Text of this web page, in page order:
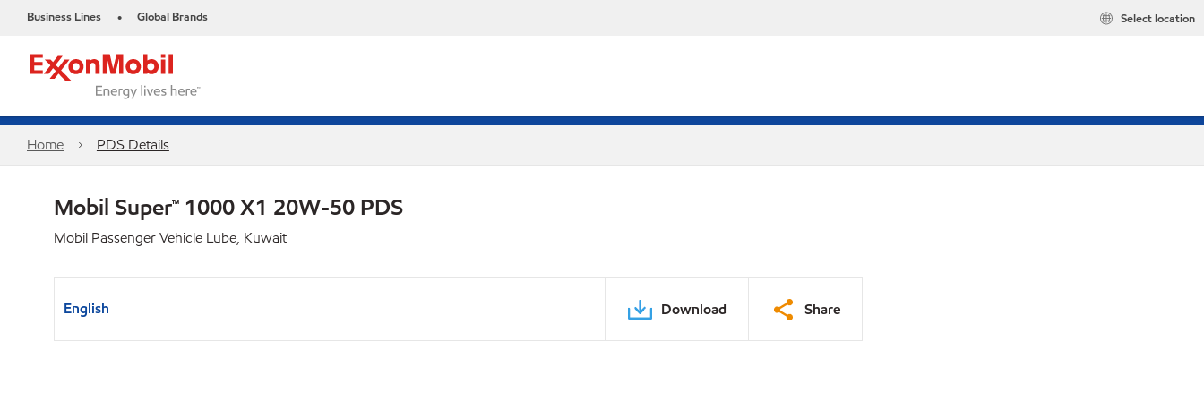
Business Lines • Global Brands Select location
Home PDS Details
Mobil Super™ 1000 X1 20W-50 PDS
Mobil Passenger Vehicle Lube, Kuwait
English Download Share